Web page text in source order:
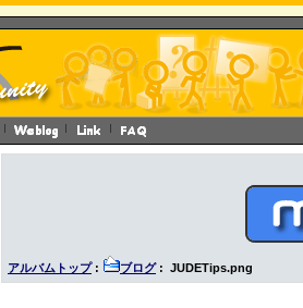
アルバムトップ: ブログ: JUDETips.png